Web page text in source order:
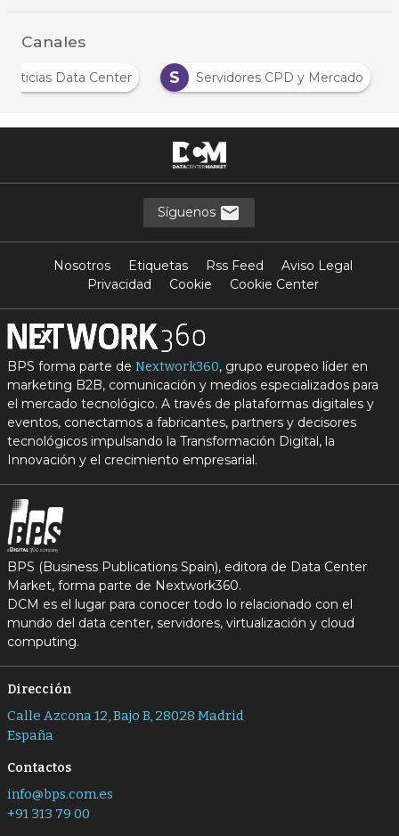
Canales
Noticias Data Center S Servidores CPD y Mercado
Síguenos
Nosotros Etiquetas Rss Feed
Aviso Legal
Privacidad
Cookie Cookie Center
BPS forma parte de Nextwork360, grupo europeo líder en
marketing B2B, comunicación y medios especializados para
el mercado tecnológico. A través de plataformas digitales y
eventos, conectamos a fabricantes, partners y decisores
tecnológicos impulsando la Transformación Digital, la
Innovación y el crecimiento empresarial.
BPS (Business Publications Spain), editora de Data Center
Market, forma parte de Nextwork360.
DCM es el lugar para conocer todo lo relacionado con el
mundo del data center, servidores, virtualización y cloud
computing.
Dirección
Calle Azcona 12, Bajo B, 28028 Madrid
España
Contactos
info@bps.com.es
+91 313 79 00